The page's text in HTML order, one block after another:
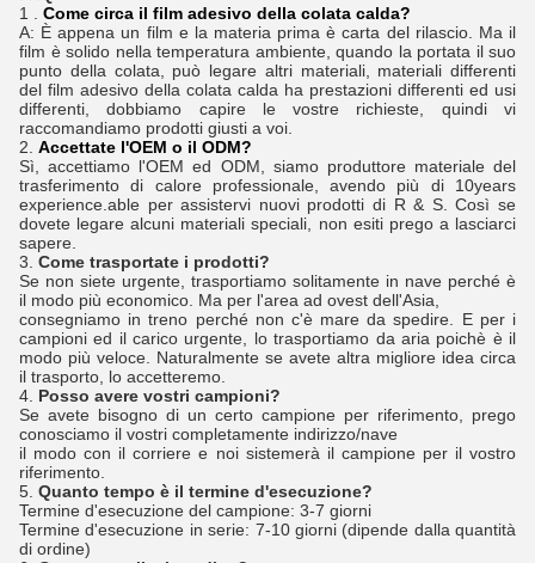
1 . Come circa il film adesivo della colata calda?
A: È appena un film e la materia prima è carta del rilascio. Ma il
film è solido nella temperatura ambiente, quando la portata il suo
punto della colata, può legare altri materiali, materiali differenti
del film adesivo della colata calda ha prestazioni differenti ed usi
differenti, dobbiamo capire le vostre richieste, quindi vi
raccomandiamo prodotti giusti a voi.
2. Accettate l'OEM o il ODM?
Sì, accettiamo l'OEM ed ODM, siamo produttore materiale del
trasferimento di calore professionale, avendo più di 10years
experience.able per assistervi nuovi prodotti di R & S. Così se
dovete legare alcuni materiali speciali, non esiti prego a lasciarci
sapere.
3. Come trasportate i prodotti?
Se non siete urgente, trasportiamo solitamente in nave perché è
il modo più economico. Ma per l'area ad ovest dell'Asia,
consegniamo in treno perché non c'è mare da spedire. E per i
campioni ed il carico urgente, lo trasportiamo da aria poichè è il
modo più veloce. Naturalmente se avete altra migliore idea circa
il trasporto, lo accetteremo.
4. Posso avere vostri campioni?
Se avete bisogno di un certo campione per riferimento, prego
conosciamo il vostri completamente indirizzo/nave
il modo con il corriere e noi sistemerà il campione per il vostro
riferimento.
5. Quanto tempo è il termine d'esecuzione?
Termine d'esecuzione del campione: 3-7 giorni
Termine d'esecuzione in serie: 7-10 giorni (dipende dalla quantità
di ordine)